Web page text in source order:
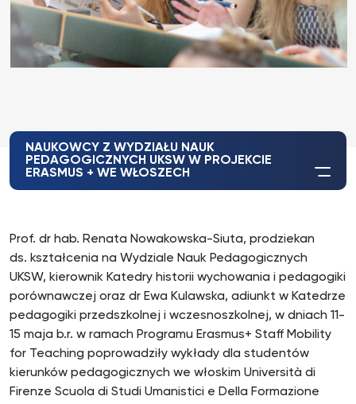
NAUKOWCY Z WYDZIAŁU NAUK
PEDAGOGICZNYCH UKSW W PROJEKCIE
ERASMUS + WE WŁOSZECH
Prof. dr hab. Renata Nowakowska-Siuta, prodziekan
ds. kształcenia na Wydziale Nauk Pedagogicznych
UKSW, kierownik Katedry historii wychowania i pedagogiki
porównawczej oraz dr Ewa Kulawska, adiunkt w Katedrze
pedagogiki przedszkolnej i wczesnoszkolnej, w dniach 11-
15 maja b.r. w ramach Programu Erasmus+ Staff Mobility
for Teaching poprowadziły wykłady dla studentów
kierunków pedagogicznych we włoskim Università di
Firenze Scuola di Studi Umanistici e Della Formazione